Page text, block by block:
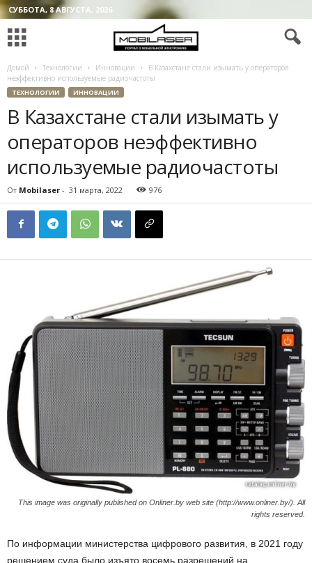
СУББОТА, 8 АВГУСТА, 2026
Домой Технологии Инновации
В Казахстане стали изымать у операторов
неэффективно используемые радиочастоты
ТЕХНОЛОГИИ ИННОВАЦИИ
В Казахстане стали изымать у
операторов неэффективно
используемые радиочастоты
От Mobilaser - 31 марта, 2022 976
This image was originally published on Onliner.by web site (http://www.onliner.by/). All
rights reserved.
По информации министерства цифрового развития, в 2021 году
решением суда было изъято восемь разрешений на